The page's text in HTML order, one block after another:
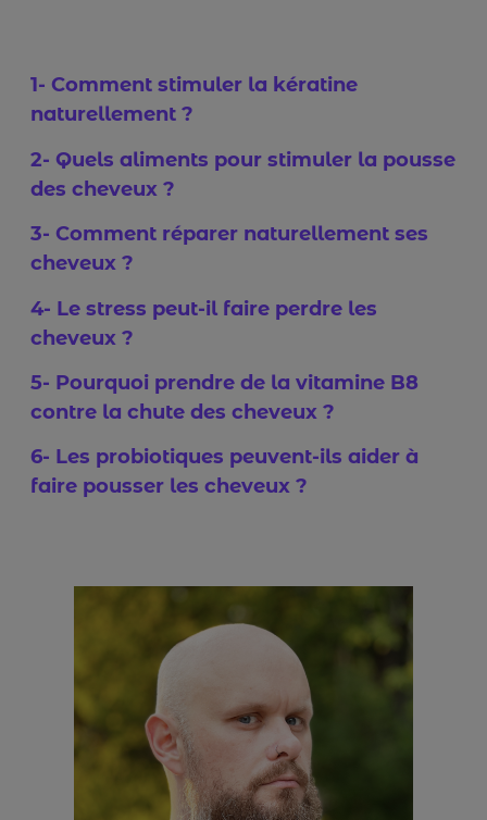
1- Comment stimuler la kératine
naturellement ?
2- Quels aliments pour stimuler la pousse
des cheveux ?
3- Comment réparer naturellement ses
cheveux ?
4- Le stress peut-il faire perdre les
cheveux ?
5- Pourquoi prendre de la vitamine B8
contre la chute des cheveux ?
6- Les probiotiques peuvent-ils aider à
faire pousser les cheveux ?